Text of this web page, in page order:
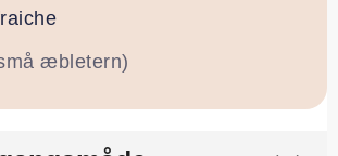
æbletern)